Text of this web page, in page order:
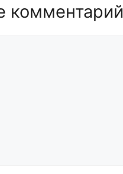
комментарий